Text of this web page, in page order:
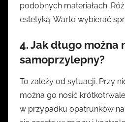
podobnych materiałach.
estetyką. Warto wybierać
4. Jak długo można
samoprzylepny?
To zależy od sytuacji. Przy
można go nosić
w przypadku opatrunków